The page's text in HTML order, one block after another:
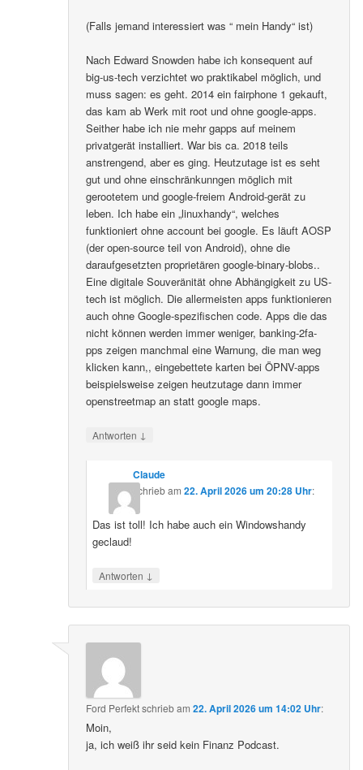
(Falls jemand interessiert was “ mein Handy“ ist)
Nach Edward Snowden habe ich konsequent auf
big-us-tech verzichtet wo praktikabel möglich, und
muss sagen: es geht. 2014 ein fairphone 1 gekauft,
das kam ab Werk mit root und ohne google-apps.
Seither habe ich nie mehr gapps auf meinem
privatgerät installiert. War bis ca. 2018 teils
anstrengend, aber es ging. Heutzutage ist es seht
gut und ohne einschränkunngen möglich mit
gerootetem und google-freiem Android-gerät zu
leben. Ich habe ein „linuxhandy“, welches
funktioniert ohne account bei google. Es läuft AOSP
(der open-source teil von Android), ohne die
daraufgesetzten proprietären google-binary-blobs..
Eine digitale Souveränität ohne Abhängigkeit zu US-
tech ist möglich. Die allermeisten apps funktionieren
auch ohne Google-spezifischen code. Apps die das
nicht können werden immer weniger, banking-2fa-
pps zeigen manchmal eine Warnung, die man weg
klicken kann,, eingebettete karten bei ÖPNV-apps
beispielsweise zeigen heutzutage dann immer
openstreetmap an statt google maps.
Antworten ↓
Claude
schriebam 22. April 2026 um 20:28 Uhr:
Das ist toll! Ich habe auch ein Windowshandy
geclaud!
Antworten ↓
Ford Perfektschriebam22. April 2026 um 14:02 Uhr:
Moin,
ja, ich weiß ihr seid kein Finanz Podcast.